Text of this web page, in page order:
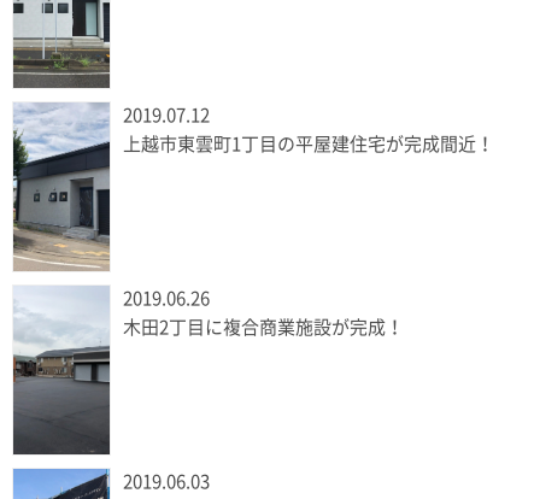
2019.07.12
上越市東雲町1丁目の平屋建住宅が完成間近！
2019.06.26
木田2丁目に複合商業施設が完成！
2019.06.03